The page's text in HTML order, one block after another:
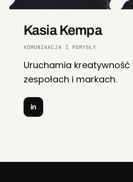
Kasia Kempa
KOMUNIKACJA I POMYSŁY
Uruchamia kreatywność
zespołach i markach.
in